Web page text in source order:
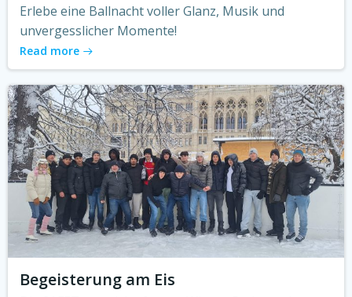
Erlebe eine Ballnacht voller Glanz, Musik und
unvergesslicher Momente!
Read more
Begeisterung am Eis